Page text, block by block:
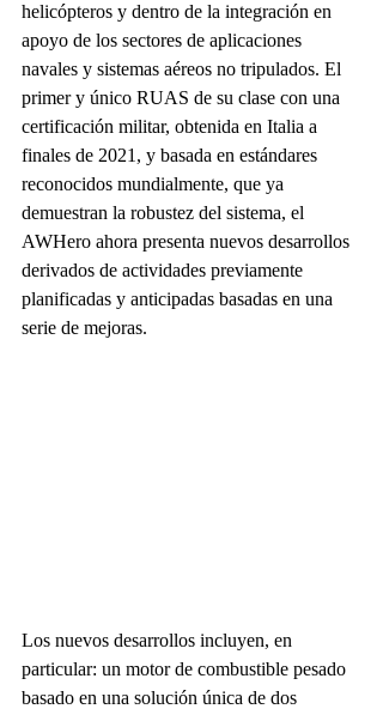
helicópteros y dentro de la integración en
apoyo de los sectores de aplicaciones
navales y sistemas aéreos no tripulados. El
primer y único RUAS de su clase con una
certificación militar, obtenida en Italia a
finales de 2021, y basada en estándares
reconocidos mundialmente, que ya
demuestran la robustez del sistema, el
AWHero ahora presenta nuevos desarrollos
derivados de actividades previamente
planificadas y anticipadas basadas en una
serie de mejoras.
Los nuevos desarrollos incluyen, en
particular: un motor de combustible pesado
basado en una solución única de dos